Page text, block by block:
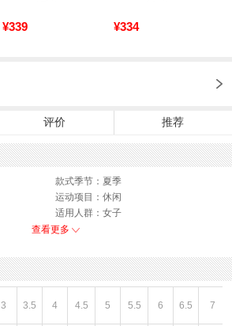
¥339 ¥334
评价 推荐
款式季节：夏季
运动项目：休闲
适用人群：女子
性别：女子
色系：黑色
闭合方式：系带
查看更多
3 3.5 4 4.5 5 5.5 6 6.5 7